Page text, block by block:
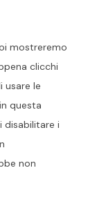
mostreremo
clicchi
usare le
questa
disabilitare i
non